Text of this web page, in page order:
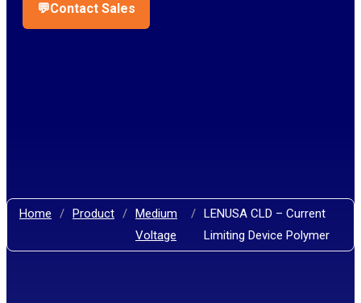
💬Contact Sales
Home / Product / Medium
Voltage
/ LENUSA CLD – Current
Limiting Device Polymer